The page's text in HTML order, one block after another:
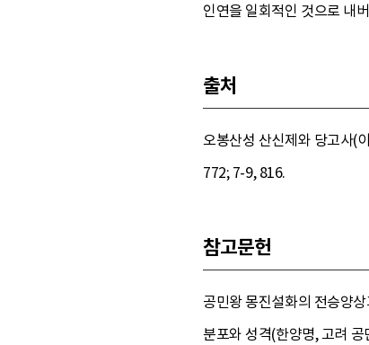
인연을 일회적인 것으로 내
출처
오봉산성 산신제와 당고사(
772; 7-9, 816.
참고문헌
공민왕 몽진설화의 전승양
분포와 성격(한양명, 고려